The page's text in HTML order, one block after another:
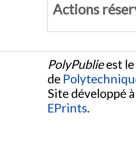
Actions
PolyPublieest
de
Site développé
EPrints.